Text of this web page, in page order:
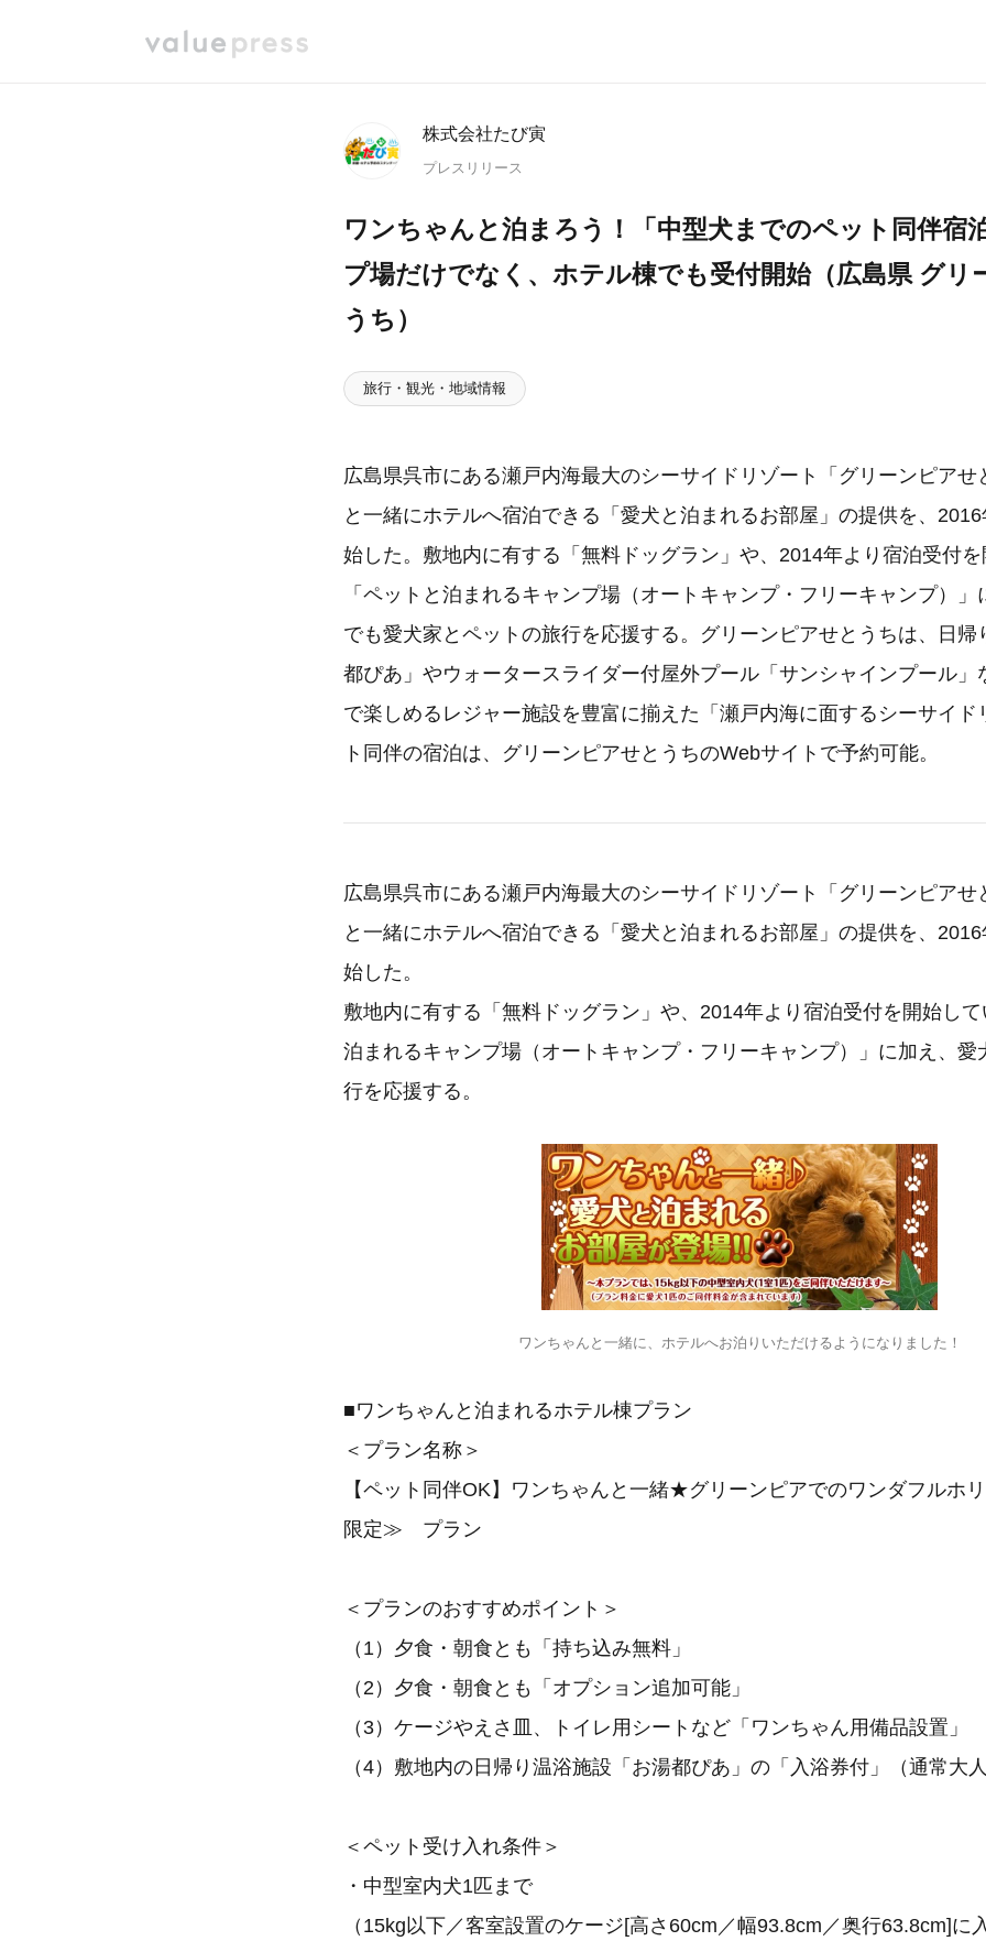
株式会社たび寅
プレスリリース
ワンちゃんと泊まろう！「中型犬までのペット同伴宿
プ場だけでなく、ホテル棟でも受付開始（広島県 グリ
うち）
旅行・観光・地域情報
広島県呉市にある瀬戸内海最大のシーサイドリゾート「グリーンピアせ
と一緒にホテルへ宿泊できる「愛犬と泊まれるお部屋」の提供を、
始した。敷地内に有する「無料ドッグラン」や、2014年より宿泊受付
「ペットと泊まれるキャンプ場（オートキャンプ・フリーキャンプ）」
でも愛犬家とペットの旅行を応援する。グリーンピアせとうちは、日帰
都ぴあ」やウォータースライダー付屋外プール「サンシャインプール」
で楽しめるレジャー施設を豊富に揃えた「瀬戸内海に面するシーサイド
ト同伴の宿泊は、グリーンピアせとうちのWebサイトで予約可能。
広島県呉市にある瀬戸内海最大のシーサイドリゾート「グリーンピアせ
と一緒にホテルへ宿泊できる「愛犬と泊まれるお部屋」の提供を、
始した。
敷地内に有する「無料ドッグラン」や、2014年より宿泊受付を開始して
泊まれるキャンプ場（オートキャンプ・フリーキャンプ）」に加え、愛
行を応援する。
ワンちゃんと一緒に、ホテルへお泊りいただけるようになりました！
■ワンちゃんと泊まれるホテル棟プラン
＜プラン名称＞
【ペット同伴OK】ワンちゃんと一緒★グリーンピアでのワンダフルホ
限定≫ プラン
＜プランのおすすめポイント＞
（1）夕食・朝食とも「持ち込み無料」
（2）夕食・朝食とも「オプション追加可能」
（3）ケージやえさ皿、トイレ用シートなど「ワンちゃん用備品設置」
（4）敷地内の日帰り温浴施設「お湯都ぴあ」の「入浴券付」（通常大人
＜ペット受け入れ条件＞
・中型室内犬1匹まで
（15kg以下／客室設置のケージ[高さ60cm／幅93.8cm／奥行63.8cm]に